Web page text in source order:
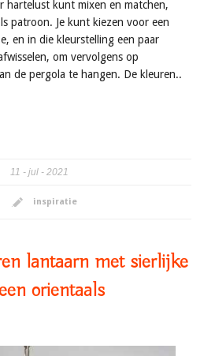
hartelust kunt mixen en matchen,
patroon. Je kunt kiezen voor een
en in die kleurstelling een paar
om vervolgens op
de pergola te hangen. De kleuren..
11 jul 2021
inspiratie
lantaarn met sierlijke
orientaals